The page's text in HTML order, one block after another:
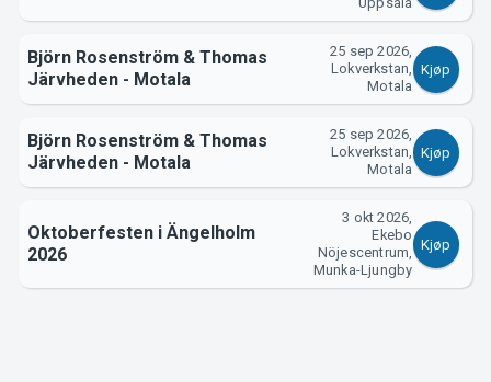
Björn Rosenström & Thomas
Järvheden - Motala
25 sep 2026,
Lokverkstan,
Motala
Kjøp
Björn Rosenström & Thomas
Järvheden - Motala
25 sep 2026,
Lokverkstan,
Motala
Kjøp
Oktoberfesten i Ängelholm
2026
3 okt 2026,
Ekebo
Nöjescentrum,
Munka-Ljungby
Kjøp